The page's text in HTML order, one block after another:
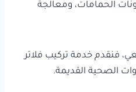
الحمامات، ومعالجة
فنقدم خدمة تركيب فلاتر
الصحية القديمة.